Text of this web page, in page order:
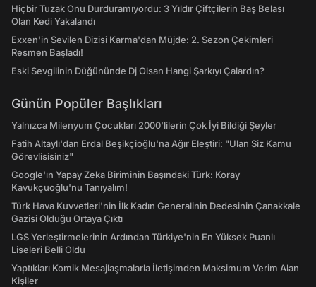
Hiçbir Tuzak Onu Durduramıyordu: 3 Yıldır Çiftçilerin Baş Belası
Olan Kedi Yakalandı
Exxen'in Sevilen Dizisi Karma'dan Müjde: 2. Sezon Çekimleri
Resmen Başladı!
Eski Sevgilinin Düğününde Dj Olsan Hangi Şarkıyı Çalardın?
Günün Popüler Başlıkları
Yalnızca Milenyum Çocukları 2000'lilerin Çok İyi Bildiği Şeyler
Fatih Altaylı'dan Erdal Beşikçioğlu'na Ağır Eleştiri: "Ulan Siz Kamu
Görevlisisiniz"
Google'ın Yapay Zeka Biriminin Başındaki Türk: Koray
Kavukçuoğlu'nu Tanıyalım!
Türk Hava Kuvvetleri'nin İlk Kadın Generalinin Dedesinin Çanakkale
Gazisi Olduğu Ortaya Çıktı
LGS Yerleştirmelerinin Ardından Türkiye'nin En Yüksek Puanlı
Liseleri Belli Oldu
Yaptıkları Komik Mesajlaşmalarla İletişimden Maksimum Verim Alan
Kişiler